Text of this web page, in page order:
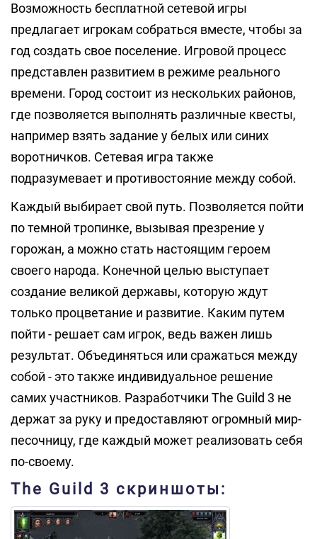
Возможность бесплатной сетевой игры
предлагает игрокам собраться вместе, чтобы за
год создать свое поселение. Игровой процесс
представлен развитием в режиме реального
времени. Город состоит из нескольких районов,
где позволяется выполнять различные квесты,
например взять задание у белых или синих
воротничков. Сетевая игра также
подразумевает и противостояние между собой.
Каждый выбирает свой путь. Позволяется пойти
по темной тропинке, вызывая презрение у
горожан, а можно стать настоящим героем
своего народа. Конечной целью выступает
создание великой державы, которую ждут
только процветание и развитие. Каким путем
пойти - решает сам игрок, ведь важен лишь
результат. Объединяться или сражаться между
собой - это также индивидуальное решение
самих участников. Разработчики The Guild 3 не
держат за руку и предоставляют огромный мир-
песочницу, где каждый может реализовать себя
по-своему.
The Guild 3 скриншоты: